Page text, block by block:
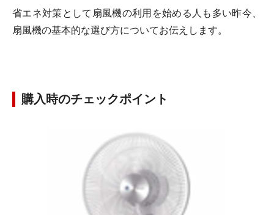
省エネ対策として扇風機の利用を始める人も多い昨今、
扇風機の基本的な選び方についてお伝えします。
購入時のチェックポイント